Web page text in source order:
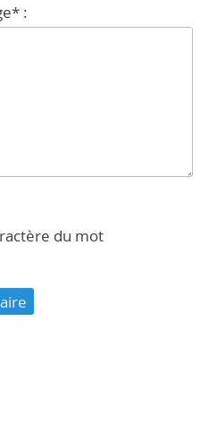
:
du mot